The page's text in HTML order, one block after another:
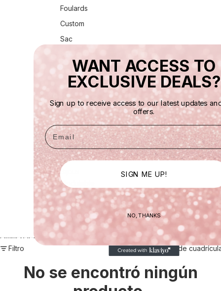
Foulards
Custom
Sac
Bijoux
Bracelets
Boucles
d'oreilles
Bijoux
Modulable
Más
Omitir para ir a lista de resultados
Filtro
Columna de
No se encontró ningún
WANT ACCESS TO
EXCLUSIVE DEALS?
Sign up to receive access to our latest updates
offers.
Email
SIGN ME UP!
NO, THANKS